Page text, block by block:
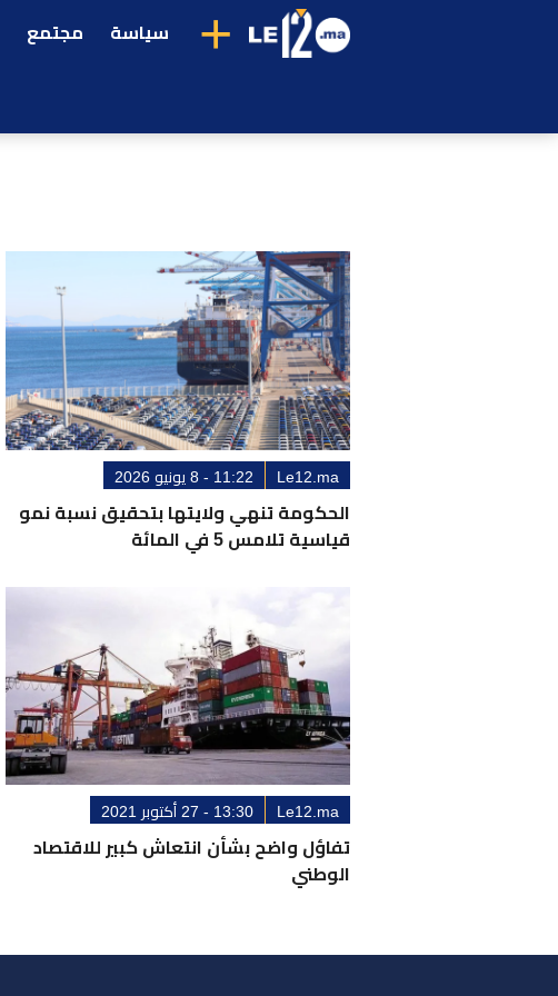
+ سياسة مجتمع
Le12.ma 11:22 - 8 يونيو 2026
الحكومة تنهي ولايتها بتحقيق نسبة نمو
قياسية تلامس 5 في المائة
Le12.ma 13:30 - 27 أكتوبر 2021
تفاؤل واضح بشأن انتعاش كبير للاقتصاد
الوطني